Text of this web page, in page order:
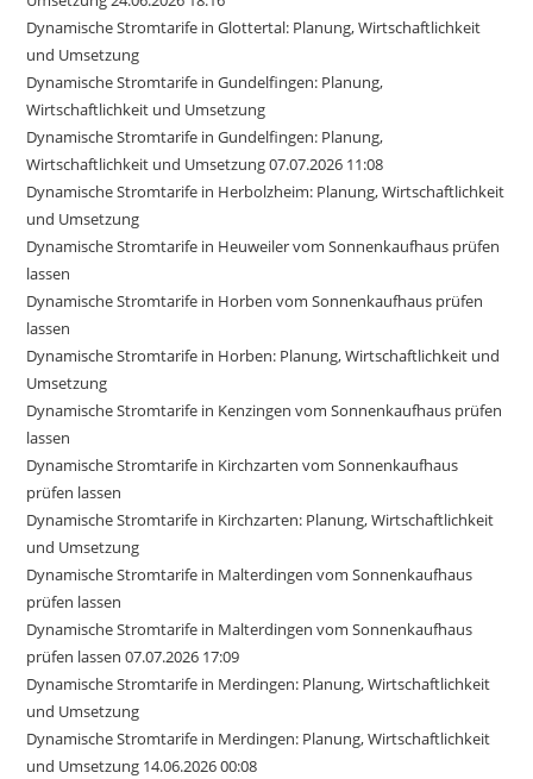
Dynamische Stromtarife in Glottertal: Planung, Wirtschaftlichkeit
und Umsetzung
Dynamische Stromtarife in Gundelfingen: Planung,
Wirtschaftlichkeit und Umsetzung
Dynamische Stromtarife in Gundelfingen: Planung,
Wirtschaftlichkeit und Umsetzung 07.07.2026 11:08
Dynamische Stromtarife in Herbolzheim: Planung, Wirtschaftlichkeit
und Umsetzung
Dynamische Stromtarife in Heuweiler vom Sonnenkaufhaus prüfen
lassen
Dynamische Stromtarife in Horben vom Sonnenkaufhaus prüfen
lassen
Dynamische Stromtarife in Horben: Planung, Wirtschaftlichkeit und
Umsetzung
Dynamische Stromtarife in Kenzingen vom Sonnenkaufhaus prüfen
lassen
Dynamische Stromtarife in Kirchzarten vom Sonnenkaufhaus
prüfen lassen
Dynamische Stromtarife in Kirchzarten: Planung, Wirtschaftlichkeit
und Umsetzung
Dynamische Stromtarife in Malterdingen vom Sonnenkaufhaus
prüfen lassen
Dynamische Stromtarife in Malterdingen vom Sonnenkaufhaus
prüfen lassen 07.07.2026 17:09
Dynamische Stromtarife in Merdingen: Planung, Wirtschaftlichkeit
und Umsetzung
Dynamische Stromtarife in Merdingen: Planung, Wirtschaftlichkeit
und Umsetzung 14.06.2026 00:08